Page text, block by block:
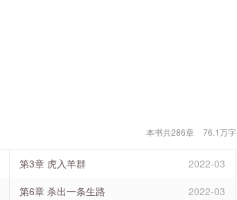
本书共286章 76.1万字
第3章 虎入羊群
2022-03
第6章 杀出一条生路
2022-03